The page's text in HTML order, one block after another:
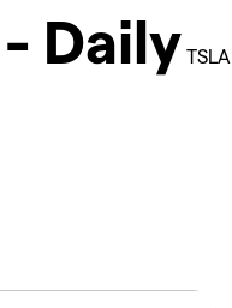
Daily